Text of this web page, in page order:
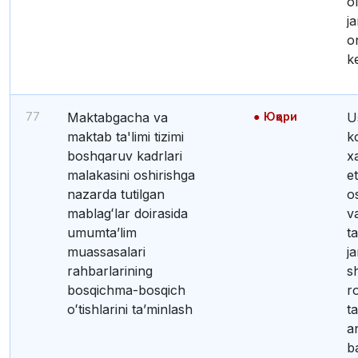
77
Maktabgacha va
maktab ta'limi tizimi
boshqaruv kadrlari
malakasini oshirishga
nazarda tutilgan
mablagʻlar doirasida
umumtaʼlim
muassasalari
rahbarlarining
bosqichma-bosqich
oʻtishlarini taʼminlash
Юқори
Ushbu jarayonda